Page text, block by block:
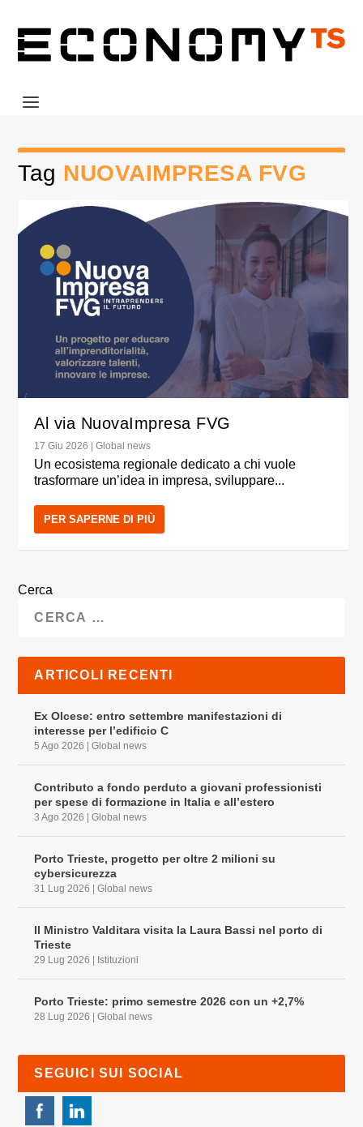
Tag NUOVAIMPRESA FVG
Al via NuovaImpresa FVG
17 Giu 2026 |Global news
Un ecosistema regionale dedicato a chi vuole
trasformare un’idea in impresa, sviluppare...
PER SAPERNE DI PIÙ
Cerca
ARTICOLI RECENTI
Ex Olcese: entro settembre manifestazioni di
interesse per l’edificio C
5 Ago 2026 |Global news
Contributo a fondo perduto a giovani professionisti
per spese di formazione in Italia e all’estero
3 Ago 2026 |Global news
Porto Trieste, progetto per oltre 2 milioni su
cybersicurezza
31 Lug 2026 |Global news
Il Ministro Valditara visita la Laura Bassi nel porto di
Trieste
29 Lug 2026 Istituzioni
Porto Trieste: primo semestre 2026 con un +2,7%
28 Lug 2026 |Global news
SEGUICI SUI SOCIAL